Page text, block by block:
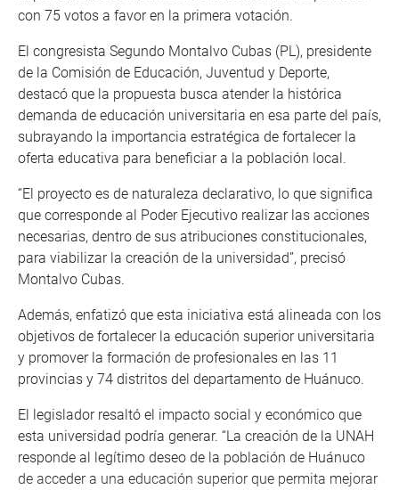
con 75 votos a favor en la primera votación.
El congresista Segundo Montalvo Cubas (PL), presidente
de la Comisión de Educación, Juventud y Deporte,
destacó que la propuesta busca atender la histórica
demanda de educación universitaria en esa parte del país,
subrayando la importancia estratégica de fortalecer la
oferta educativa para beneficiar a la población local.
“El proyecto es de naturaleza declarativo, lo que significa
que corresponde al Poder Ejecutivo realizar las acciones
necesarias, dentro de sus atribuciones constitucionales,
para viabilizar la creación de la universidad”, precisó
Montalvo Cubas.
Además, enfatizó que esta iniciativa está alineada con los
objetivos de fortalecer la educación superior universitaria
y promover la formación de profesionales en las 11
provincias y 74 distritos del departamento de Huánuco.
El legislador resaltó el impacto social y económico que
esta universidad podría generar. “La creación de la UNAH
responde al legítimo deseo de la población de Huánuco
de acceder a una educación superior que permita mejorar